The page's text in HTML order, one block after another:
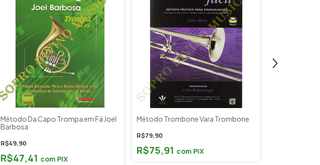
Método Da Capo Trompa em Fá Joel
Barbosa
R$49,90
R$47,41 com PIX
Método Trombone Vara Trombone
R$79,90
R$75,91 com PIX